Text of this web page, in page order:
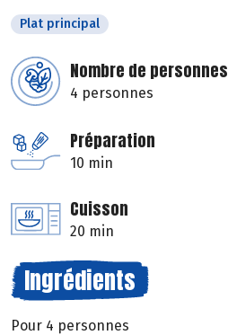
Plat principal
Nombre de personnes
4 personnes
Préparation
10 min
Cuisson
20 min
Ingrédients
Pour 4 personnes